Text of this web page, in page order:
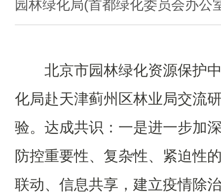
园林绿化局(首都绿化委员会办公
北京市园林绿化资源保护
化局赴天津蓟州区林业局交流
验。达成共识：一是进一步加
防控重要性、复杂性、紧迫性
联动、信息共享，建立疫情除